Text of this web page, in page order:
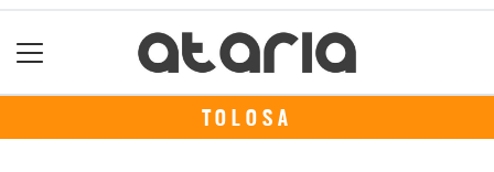
TOLOSA